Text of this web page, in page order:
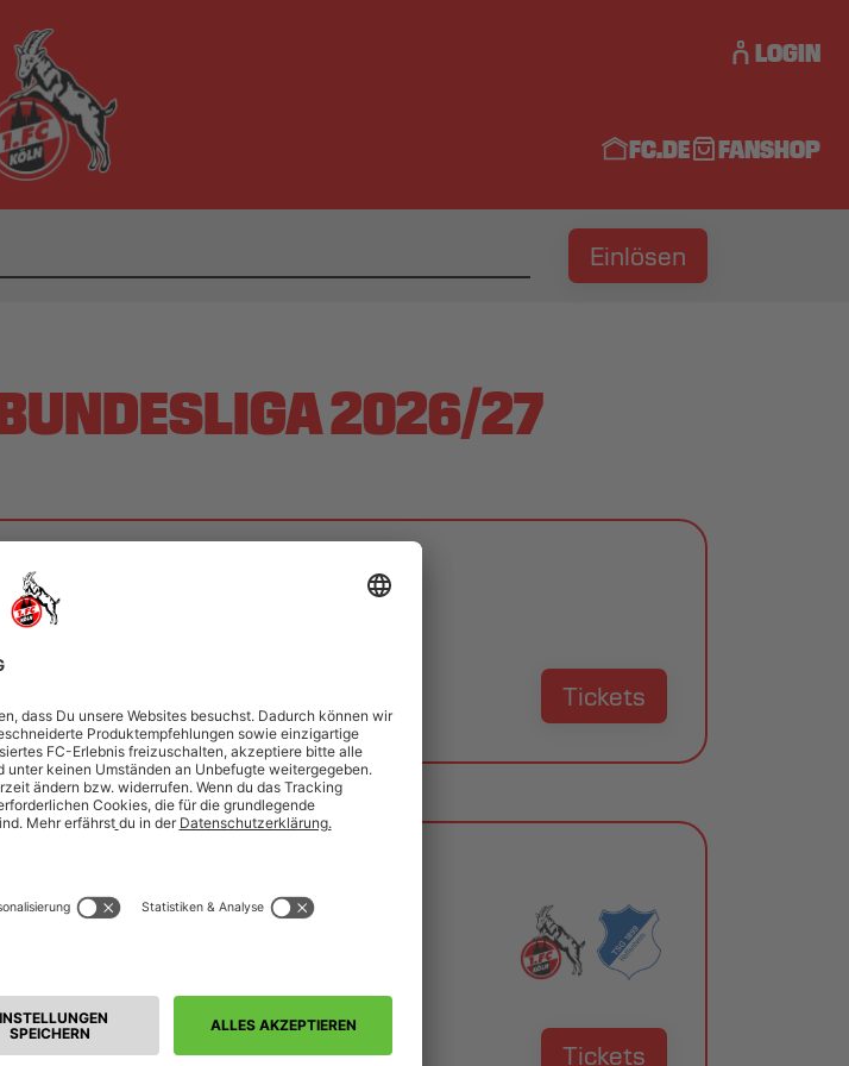
Einlösen
2026/27
Saison 2026/27
2026/27
Tickets
Tickets
LOGIN
FC.DE FANSHOP